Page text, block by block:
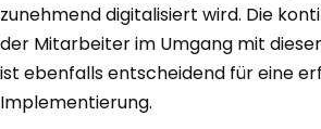
zunehmend digitalisiert wird. Die
der Mitarbeiter im Umgang mit
ist ebenfalls entscheidend für eine
Implementierung.